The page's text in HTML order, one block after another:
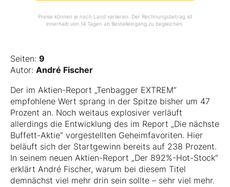
Preise können je nach Land variieren. Der Rechnungsbetrag ist
innerhalb von 14 Tagen ab Bestelleingang zu begleichen.
Seiten: 9
Autor: André Fischer
Der im Aktien-Report „Tenbagger EXTREM“
empfohlene Wert sprang in der Spitze bisher um 47
Prozent an. Noch weitaus explosiver verläuft
allerdings die Entwicklung des im Report „Die nächste
Buffett-Aktie“ vorgestellten Geheimfavoriten. Hier
beläuft sich der Startgewinn bereits auf 238 Prozent.
In seinem neuen Aktien-Report „Der 892%-Hot-Stock“
erklärt André Fischer, warum bei diesem Titel
demnächst viel mehr drin sein sollte – sehr viel mehr.